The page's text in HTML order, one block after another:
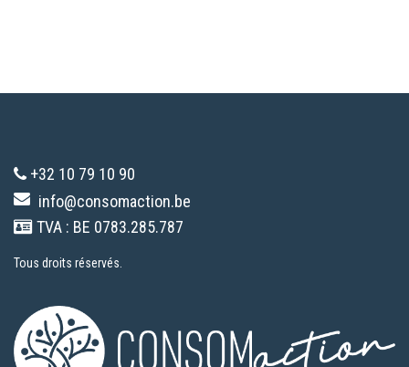
+32 10 79 10 90
info@consomaction.be
TVA : BE 0783.285.787
Tous droits réservés.